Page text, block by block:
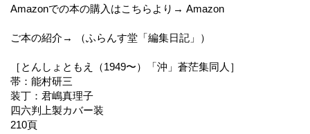
Amazonでの本の購入はこちらより→ Amazon
ご本の紹介→ （ふらんす堂「編集日記」）
［とんしょともえ（1949〜）「沖」蒼茫集同人］
帯：能村研三
装丁：君嶋真理子
四六判上製カバー装
210頁